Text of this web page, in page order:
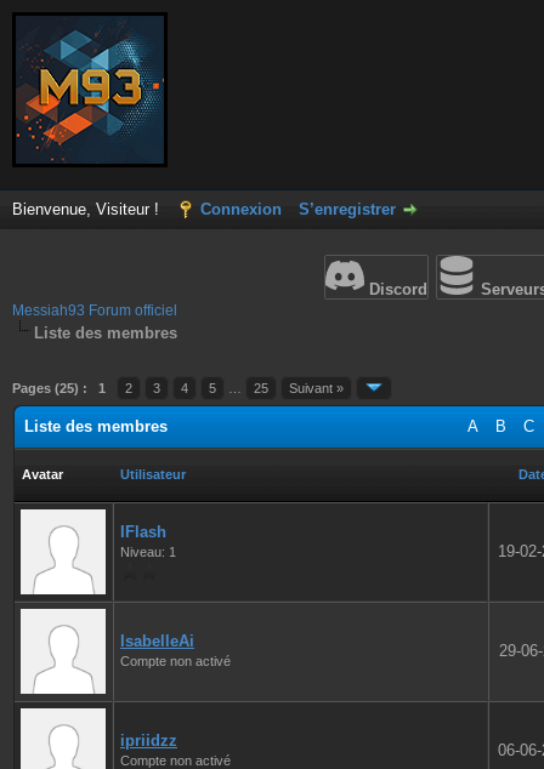
Bienvenue, Visiteur ! Connexion S’enregistrer
Discord
Messiah93 Forum officiel
Liste des membres
Pages (25) : 1 2 3 4 5 25 Suivant »
A B C
Liste des membres
Avatar Utilisateur
IFlash
Niveau: 1 19-
IsabelleAi
Compte non activé
29-
ipriidzz
Compte non activé
06-